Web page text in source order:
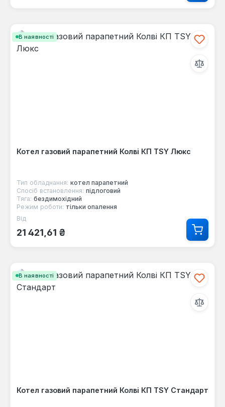
В наявності
Котел газовий парапетний Колві КП TSY Люкс
Тип обладнання: котел парапетний
Спосіб встановлення: підлоговий
Тяга: бездимохідний
Режим роботи: тільки опалення
Звичайна ціна:
Від
21 421,61 ₴
В наявності
Котел газовий парапетний Колві КП TSY Стандарт